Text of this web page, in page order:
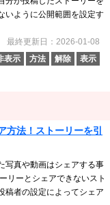
いように公開範囲を設定す
最終更新日：2026-01-08
表示
方法 解除 表示
方法！ストーリーを引
写真や動画はシェアする事
リーとシェアできないスト
稿者の設定によってシェア